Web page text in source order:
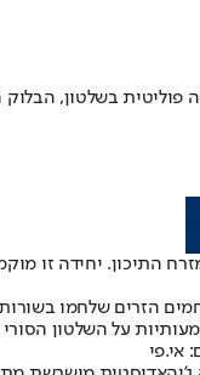
בשלטון,
התיכון. יחידה
הזרים שלחמו
על השלטון
אי.פי